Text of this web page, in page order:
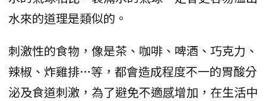
水來的道理是類似的。
刺激性的食物，像是茶、咖啡、啤酒、巧克力、
辣椒、炸雞排…等，都會造成程度不一的胃酸分
泌及食道刺激，為了避免不適感增加，在生活中